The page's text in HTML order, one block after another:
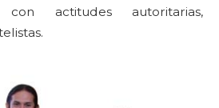
actitudes autoritarias,